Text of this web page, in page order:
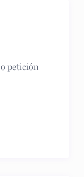
petición